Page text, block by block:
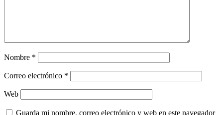
Nombre *
Correo electrónico *
Web
Guarda mi nombre, correo electrónico y web en este navegador